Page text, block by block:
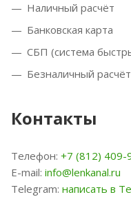
Наличный расчёт
Банковская карта
СБП (система
Безналичный
Контакты
Телефон: +7 (812) 409-
E-mail: info@lenkanal.ru
Telegram: написать в